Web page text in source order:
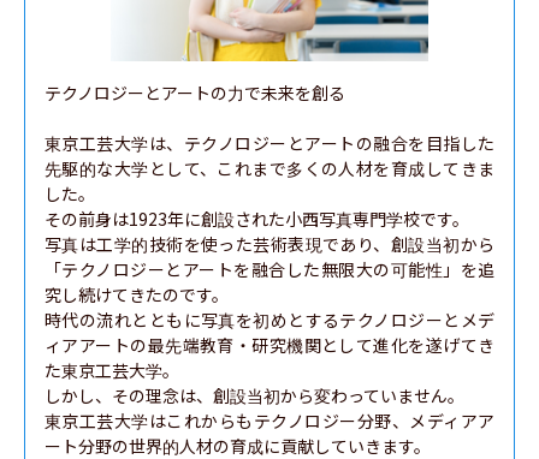
テクノロジーとアートの力で未来を創る
東京工芸大学は、テクノロジーとアートの融合を目指した
先駆的な大学として、これまで多くの人材を育成してきま
した。
その前身は1923年に創設された小西写真専門学校です。
写真は工学的技術を使った芸術表現であり、創設当初から
「テクノロジーとアートを融合した無限大の可能性」を追
究し続けてきたのです。
時代の流れとともに写真を初めとするテクノロジーとメデ
ィアアートの最先端教育・研究機関として進化を遂げてき
た東京工芸大学。
しかし、その理念は、創設当初から変わっていません。
東京工芸大学はこれからもテクノロジー分野、メディアア
ート分野の世界的人材の育成に貢献していきます。